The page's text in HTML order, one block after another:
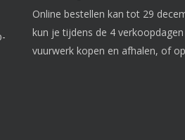
Online bestellen kan tot 29
kun je tijdens de 4
vuurwerk kopen en afhalen, of